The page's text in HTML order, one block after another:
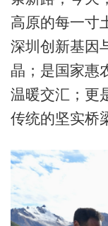
高原的每一寸
深圳创新基因
晶；是国家惠
温暖交汇；更
传统的坚实桥